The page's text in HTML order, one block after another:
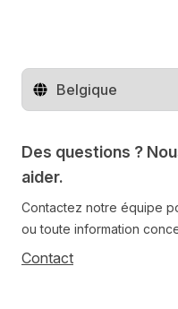
Changer de pays
Des questions ?
aider.
Contactez notre équipe
ou toute information
Contact